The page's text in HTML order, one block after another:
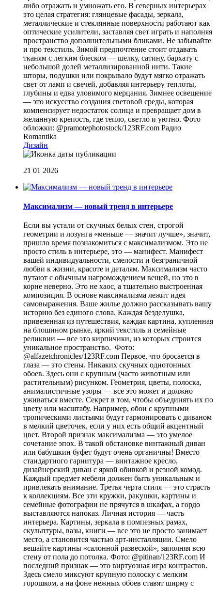
либо отражать и умножать его. В северных интерьерах
это целая стратегия: глянцевые фасады, зеркала,
металлические и стеклянные поверхности работают как
оптические усилители, заставляя свет играть и наполняя
пространство дополнительными бликами. Не забывайте
и про текстиль. Зимой предпочтение стоит отдавать
тканям с легким блеском — шелку, сатину, бархату с
небольшой долей металлизированной нити. Такие
шторы, подушки или покрывало будут мягко отражать
свет от ламп и свечей, добавляя интерьеру теплоты,
глубины и едва уловимого мерцания. Зимнее освещение
— это искусство создания световой среды, которая
компенсирует недостаток солнца и превращает дом в
желанную крепость, где тепло, светло и уютно. Фото
обложки: @pramotephotostock/123RF.com Радио
Romantika
Дизайн
21 01 2026
Mаксимализм — новый тренд в интерьере
Если вы устали от скучных белых стен, строгой
геометрии и лозунга «меньше — значит лучше», значит,
пришло время познакомиться с максимализмом. Это не
просто стиль в интерьере, это — манифест. Манифест
вашей индивидуальности, смелости и безграничной
любви к жизни, красоте и деталям. Максимализм часто
путают с обычным нагромождением вещей, но это в
корне неверно. Это не хаос, а тщательно выстроенная
композиция. В основе максимализма лежит идея
самовыражения. Ваше жилье должно рассказывать вашу
историю без единого слова. Каждая безделушка,
привезенная из путешествия, каждая картина, купленная
на блошином рынке, яркий текстиль и семейные
реликвии — все это кирпичики, из которых строится
уникальное пространство. Фото:
@alfazetchronicles/123RF.com Первое, что бросается в
глаза — это стены. Никаких скучных однотонных
обоев. Здесь они с крупным (часто животным или
растительным) рисунком. Геометрия, цветы, полоска,
анималистичные узоры — все это может и должно
уживаться вместе. Секрет в том, чтобы объединять их по
цвету или масштабу. Например, обои с крупными
тропическими листьями будут гармонировать с диваном
в мелкий цветочек, если у них есть общий акцентный
цвет. Второй признак максимализма — это умелое
сочетание эпох. В такой обстановке винтажный диван
или бабушкин буфет будут очень органичны! Вместо
стандартного гарнитура — винтажное кресло,
дизайнерский диван с яркой обивкой и резной комод.
Каждый предмет мебели должен быть уникальным и
привлекать внимание. Третья черта стиля — это страсть
к коллекциям. Все эти кружки, ракушки, картины и
семейные фотографии не прячутся в шкафах, а гордо
выставляются напоказ. Личная история — часть
интерьера. Картины, зеркала в помпезных рамах,
скульптуры, вазы, книги — все это не просто занимает
место, а становится частью арт-инсталляции. Смело
вешайте картины «салонной развеской», заполняя всю
стену от пола до потолка. Фото: @pitinan/123RF.com И
последний признак — это виртуозная игра контрастов.
Здесь смело миксуют крупную полоску с мелким
горошком, а на фоне нежных обоев ставят ширму с